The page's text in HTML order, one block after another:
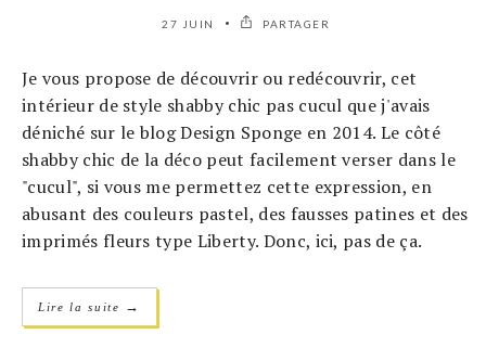
27 JUIN PARTAGER
Je vous propose de découvrir ou redécouvrir, cet
intérieur de style shabby chic pas cucul que j'avais
déniché sur le blog Design Sponge en 2014. Le côté
shabby chic de la déco peut facilement verser dans le
"cucul", si vous me permettez cette expression, en
abusant des couleurs pastel, des fausses patines et des
imprimés fleurs type Liberty. Donc, ici, pas de ça.
Lire la suite →